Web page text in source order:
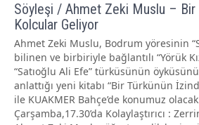
Söyleşi / Ahmet Zeki Muslu – Bir
Kolcular Geliyor
Ahmet Zeki Muslu, Bodrum yöresinin
bilinen ve birbiriyle bağlantılı “Yörük
“Satıoğlu Ali Efe” türküsünün
anlattığı yeni kitabı “Bir Türkünün
ile KUAKMER Bahçe’de konumuz
Çarşamba,17.30’da Kolaylaştırıcı :